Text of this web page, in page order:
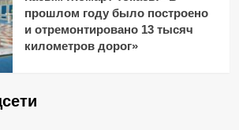
прошлом году было построено
и отремонтировано 13 тысяч
километров дорог»